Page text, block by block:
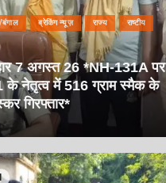
बंगाल ब्रेकिंग न्यूज़ राज्य राष्टीय
7 अगस्त 26 *NH-131A पर
के नेतृत्व में 516 ग्राम स्मैक के
गिरफ्तार*